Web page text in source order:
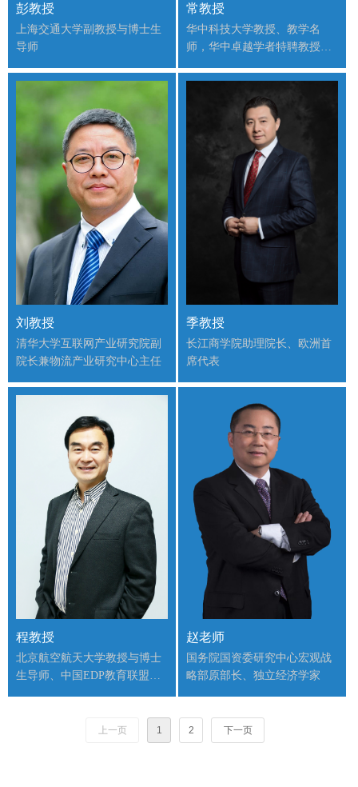
彭教授
上海交通大学副教授与博士生
导师
常教授
华中科技大学教授、教学名
师，华中卓越学者特聘教授，
刘教授
清华大学互联网产业研究院副
院长兼物流产业研究中心主任
季教授
长江商学院助理院长、欧洲首
席代表
程教授
北京航空航天大学教授与博士
生导师、中国EDP教育联盟秘
赵老师
国务院国资委研究中心宏观战
略部原部长、独立经济学家
上一页 1 2 下一页